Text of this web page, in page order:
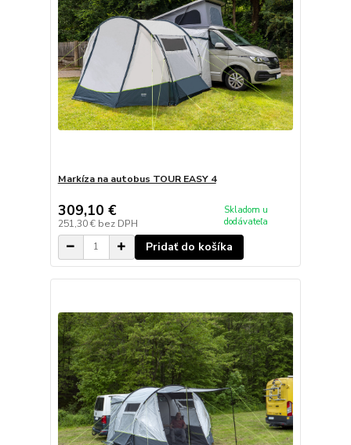
Markíza na autobus TOUR EASY 4
309,10 €
251,30 € bez DPH
Skladom u
dodávateľa
Pridať do košíka